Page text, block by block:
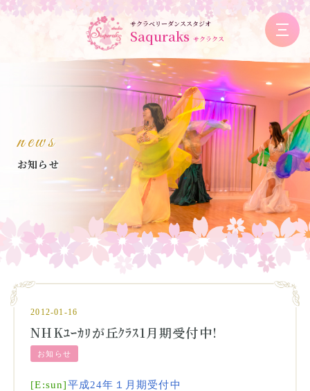
サクラベリーダンススタジオ
Saquraks サクラクス
news
お知らせ
2012-01-16
NHKﾕｰｶﾘが丘ｸﾗｽ1月期受付中!
お知らせ
[E:sun]平成24年１月期受付中